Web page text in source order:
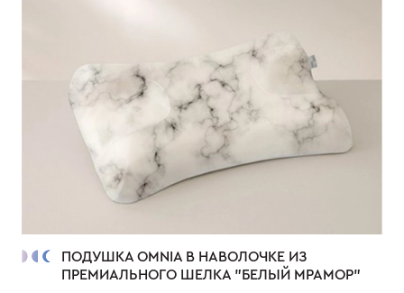
ПОДУШКА OMNIA В НАВОЛОЧКЕ ИЗ
ПРЕМИАЛЬНОГО ШЕЛКА "БЕЛЫЙ МРАМОР"